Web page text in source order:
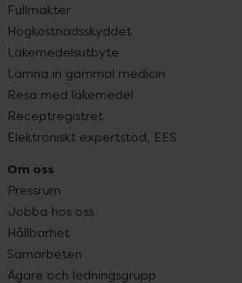
Fullmakter
Högkostnadsskyddet
Läkemedelsutbyte
Lämna in gammal medicin
Resa med läkemedel
Receptregistret
Elektroniskt expertstöd, EES
Om oss
Pressrum
Jobba hos oss
Hållbarhet
Samarbeten
Ägare och ledningsgrupp